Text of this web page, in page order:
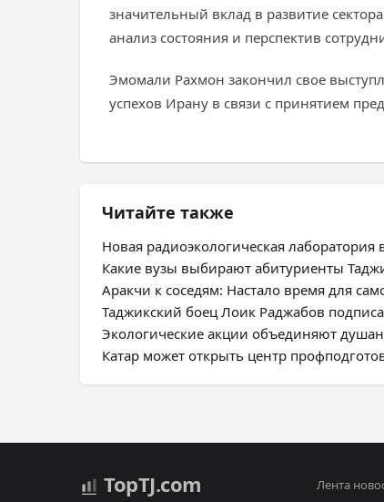
значительный вклад в развитие
анализ состояния и перспектив
Эмомали Рахмон закончил свое
успехов Ирану в связи с принятием
Читайте также
Новая радиоэкологическая лаборатория
Какие вузы выбирают абитуриенты
Аракчи к соседям: Настало время для
Таджикский боец Лоик Раджабов
Экологические акции объединяют
Катар может открыть центр
TopTJ.com Лента